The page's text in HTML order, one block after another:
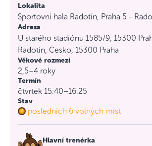
Lokalita
Sportovní hala Radotín, Praha 5 -
Adresa
U starého stadiónu 1585/9, 15300
Radotín, Česko, 15300 Praha
Věkové rozmezí
2,5–4 roky
Termín
čtvrtek 15:40–16:25
Stav
posledních 6 volných míst
Hlavní trenérka